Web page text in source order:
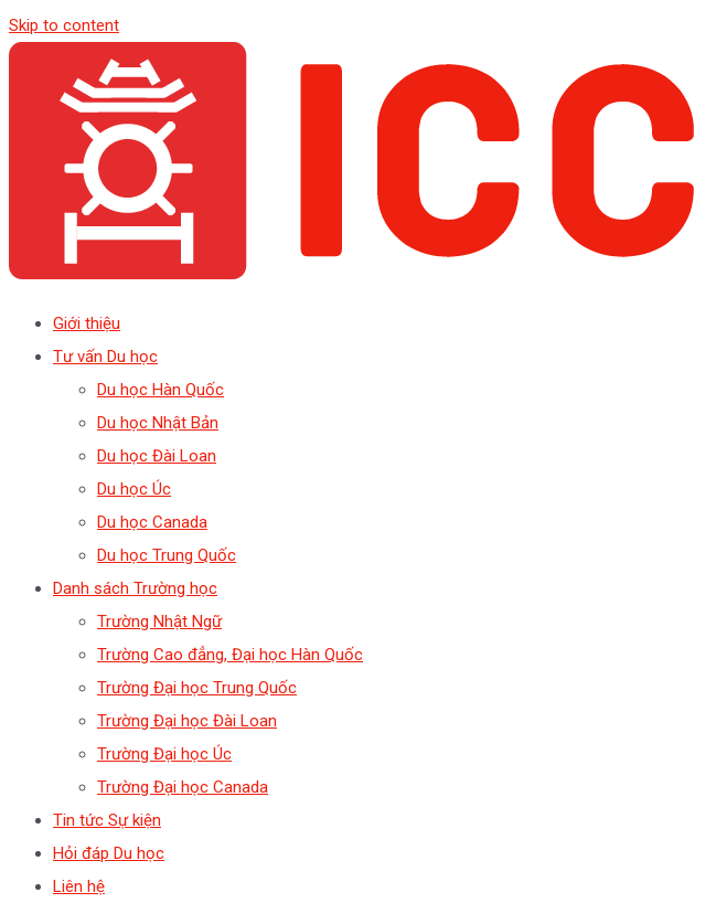
Skip to content
Giới thiệu
Tư vấn Du học
Du học Hàn Quốc
Du học Nhật Bản
Du học Đài Loan
Du học Úc
Du học Canada
Du học Trung Quốc
Danh sách Trường học
Trường Nhật Ngữ
Trường Cao đẳng, Đại học Hàn Quốc
Trường Đại học Trung Quốc
Trường Đại học Đài Loan
Trường Đại học Úc
Trường Đại học Canada
Tin tức Sự kiện
Hỏi đáp Du học
Liên hệ